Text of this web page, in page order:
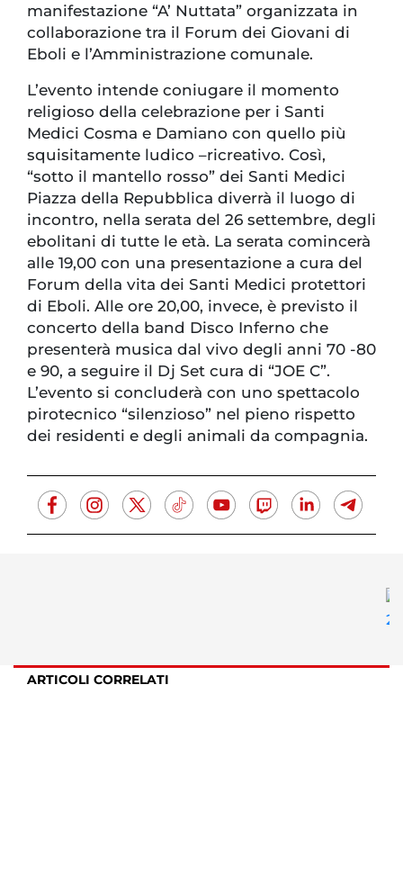
manifestazione “A’ Nuttata” organizzata in
collaborazione tra il Forum dei Giovani di
Eboli e l’Amministrazione comunale.
L’evento intende coniugare il momento
religioso della celebrazione per i Santi
Medici Cosma e Damiano con quello più
squisitamente ludico –ricreativo. Così,
“sotto il mantello rosso” dei Santi Medici
Piazza della Repubblica diverrà il luogo di
incontro, nella serata del 26 settembre, degli
ebolitani di tutte le età. La serata comincerà
alle 19,00 con una presentazione a cura del
Forum della vita dei Santi Medici protettori
di Eboli. Alle ore 20,00, invece, è previsto il
concerto della band Disco Inferno che
presenterà musica dal vivo degli anni 70 -80
e 90, a seguire il Dj Set cura di “JOE C”.
L’evento si concluderà con uno spettacolo
pirotecnico “silenzioso” nel pieno rispetto
dei residenti e degli animali da compagnia.
ARTICOLI CORRELATI